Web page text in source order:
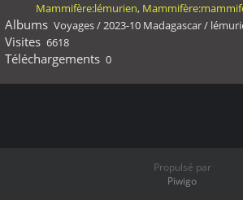
Mammifère:lémurien,
Albums Voyages/2023-10 Madagascar/
Visites 6618
Téléchargements 0
Propulsé par
Piwigo